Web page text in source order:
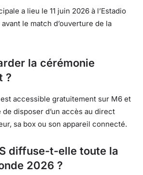
a lieu le 11 juin 2026 à l’Estadio
le match d’ouverture de la
la cérémonie
?
accessible gratuitement sur M6 et
disposer d’un accès au direct
sa box ou son appareil connecté.
diffuse-t-elle toute la
2026 ?